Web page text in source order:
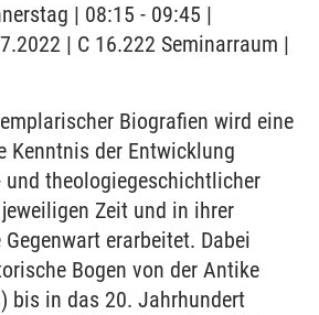
| 08:15 - 09:45 |
| C 16.222 Seminarraum |
Biografien wird eine
Kenntnis der Entwicklung
und theologiegeschichtlicher
Zeit und in ihrer
erarbeitet. Dabei
Bogen von der Antike
bis in das 20. Jahrhundert